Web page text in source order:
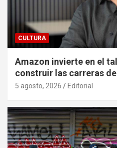
CULTURA
Amazon invierte en el
construir las carreras
5 agosto, 2026 Editorial